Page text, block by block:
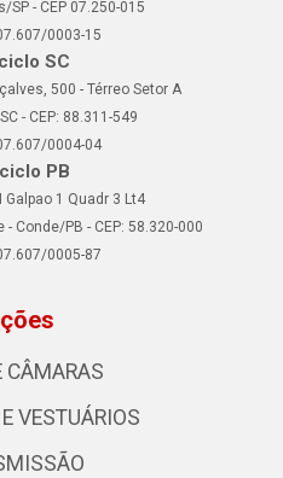
- CEP 07.250-015
0003-15
SC
500 - Térreo Setor A
- CEP: 88.311-549
0004-04
PB
Galpao 1 Quadr 3 Lt4
Conde/PB - CEP: 58.320-000
0005-87
CÂMARAS
VESTUÁRIOS